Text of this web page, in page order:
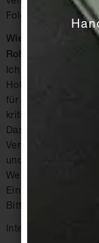
Folgen bestehender
Wie schätzen Sie
Rohstoffe ein?
Ich denke, es ist
Holzbau retten wird.
für alles. Weniger
kritisch hinterfragen
Das alles sind
Verwendung von
und das trennbare
Wenn das nicht
Einbahnstraße der
Bitte nicht nochmal.
Interview: Ute Latze